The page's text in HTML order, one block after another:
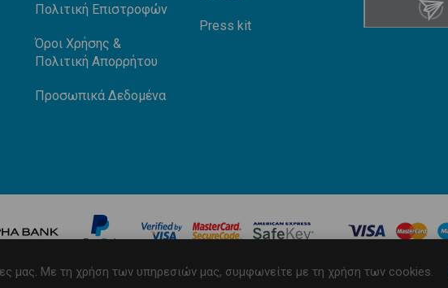
Πολιτική Επιστροφών
Όροι Χρήσης &
Πολιτική Απορρήτου
Προσωπικά Δεδομένα
Press kit
iNBEVERAGES. Διατηρούνται όλα τα πνευματικά δικαιώματα. Developed by
μας. Με τη χρήση των υπηρεσιών μας, συμφωνείτε με τη χρήση των cookies.